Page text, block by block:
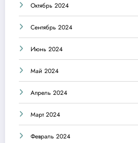
Октябрь 2024
Сентябрь 2024
Июнь 2024
Май 2024
Апрель 2024
Март 2024
Февраль 2024